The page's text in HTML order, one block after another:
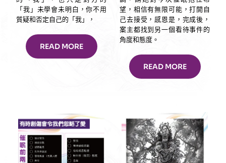
「我」未學會未明白，你不用
質疑和否定自己的「我」，
READ MORE
望，相信有無限可能，打開自
己去接受，感恩是，完成後，
案主都找到另一個看待事件的
角度和態度。⠀
READ MORE